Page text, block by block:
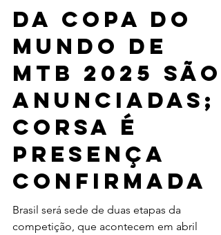
brasileiras
da Copa do
Mundo de
MTB 2025 são
anunciadas;
Corsa é
presença
confirmada